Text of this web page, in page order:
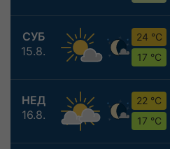
СУБ
15.8.
24 °C
17 °C
НЕД
16.8.
22 °C
17 °C